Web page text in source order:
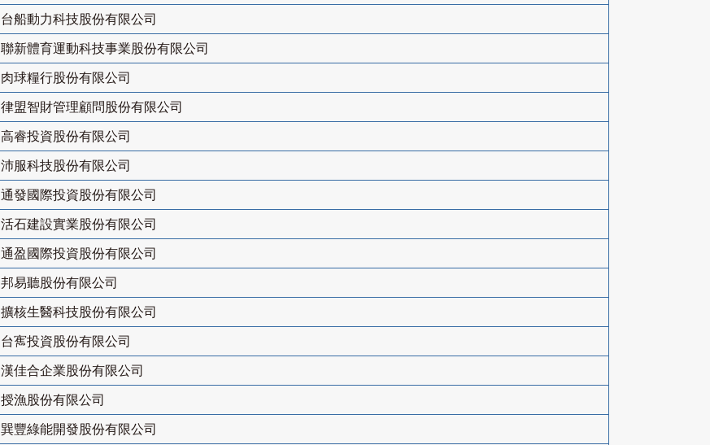
台船動力科技股份有限公司
聯新體育運動科技事業股份有限公司
肉球糧行股份有限公司
律盟智財管理顧問股份有限公司
高睿投資股份有限公司
沛服科技股份有限公司
通發國際投資股份有限公司
活石建設實業股份有限公司
通盈國際投資股份有限公司
邦易聽股份有限公司
擴核生醫科技股份有限公司
台寯投資股份有限公司
漢佳合企業股份有限公司
授漁股份有限公司
巽豐綠能開發股份有限公司